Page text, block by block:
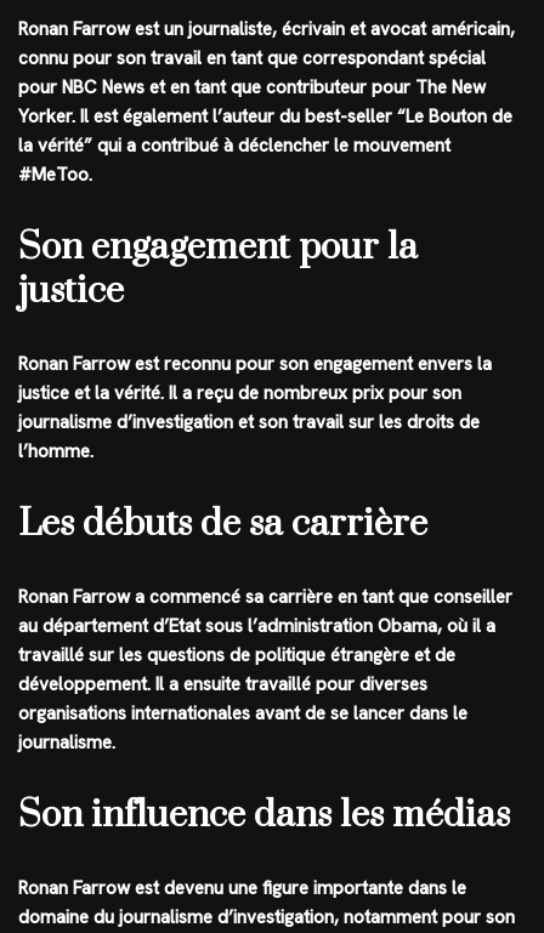
Ronan Farrow est un journaliste, écrivain et avocat américain,
connu pour son travail en tant que correspondant spécial
pour NBC News et en tant que contributeur pour The New
Yorker. Il est également l’auteur du best-seller “Le Bouton de
la vérité” qui a contribué à déclencher le mouvement
#MeToo.
Son engagement pour la
justice
Ronan Farrow est reconnu pour son engagement envers la
justice et la vérité. Il a reçu de nombreux prix pour son
journalisme d’investigation et son travail sur les droits de
l’homme.
Les débuts de sa carrière
Ronan Farrow a commencé sa carrière en tant que conseiller
au département d’Etat sous l’administration Obama, où il a
travaillé sur les questions de politique étrangère et de
développement. Il a ensuite travaillé pour diverses
organisations internationales avant de se lancer dans le
journalisme.
Son influence dans les médias
Ronan Farrow est devenu une figure importante dans le
domaine du journalisme d’investigation, notamment pour son